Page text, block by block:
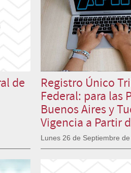
de
Registro Único
Federal: para las
Buenos Aires y
Vigencia a Partir
Lunes 26 de Septiembre